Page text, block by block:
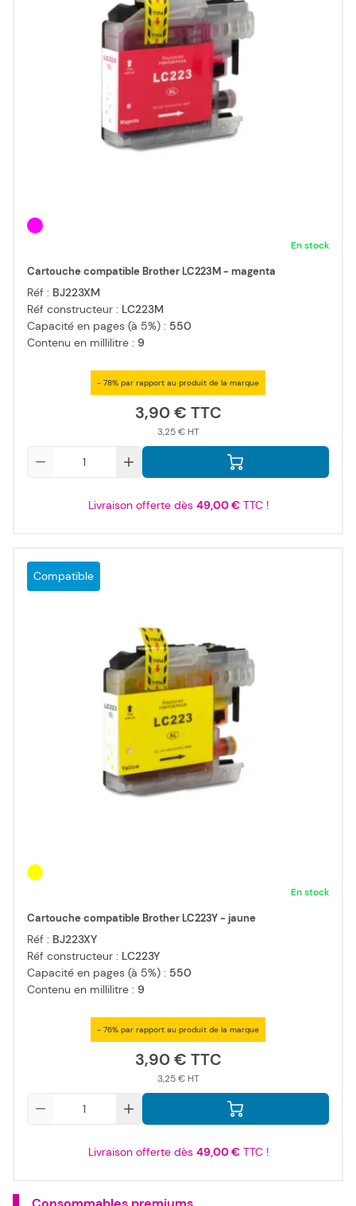
En stock
Cartouche compatible Brother LC223M - magenta
Réf : BJ223XM
Réf constructeur : LC223M
Capacité en pages (à 5%) : 550
Contenu en millilitre : 9
- 78% par rapport au produit de la marque
3,90 €
3,25 €
Livraison offerte dès 49,00 €TTC !
Compatible
En stock
Cartouche compatible Brother LC223Y - jaune
Réf : BJ223XY
Réf constructeur : LC223Y
Capacité en pages (à 5%) : 550
Contenu en millilitre : 9
- 76% par rapport au produit de la marque
3,90 €
3,25 €
Livraison offerte dès 49,00 €TTC !